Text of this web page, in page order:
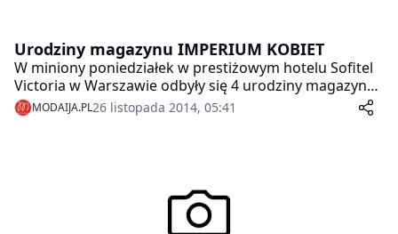
Urodziny magazynu IMPERIUM KOBIET
W miniony poniedziałek w prestiżowym hotelu Sofitel
Victoria w Warszawie odbyły się 4 urodziny magazynu
Imperium Kobiet połączone z finałem plebiscytu
IMPERIUM URODY.
MODAIJA.PL26 listopada 2014, 05:41